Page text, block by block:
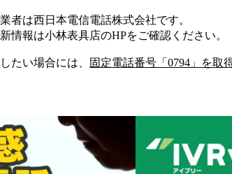
者は西日本電信電話株式会社です。
情報は小林表具店のHPをご確認ください。
たい場合には、 固定電話番号「 0794 」を取